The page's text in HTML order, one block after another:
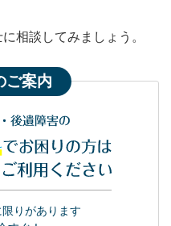
相談してみましょう。
ご案内
後遺障害の
でお困りの方は
利用ください
りがあります